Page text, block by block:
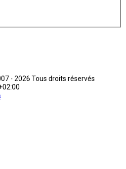
- 2026 Tous droits réservés